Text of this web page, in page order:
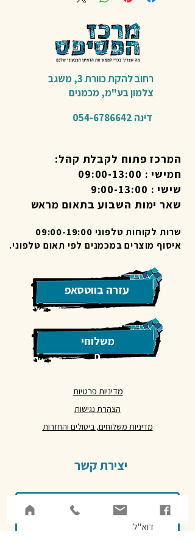
רחוב להקת כוורת 3,
משגב
צלמון בע"מ,מכמנים​
דינה 054-6786642
המרכז פתוח לקבלת קהל:
חמישי : 09:00-13:00
שישי : 9:00-13:00
שאר ימות השבוע בתאום מראש
שרות לקוחות טלפוני 09:00-19:00
איסוף מוצרים במכמנים לפי תאום טלפוני.
עזרה בווטסאפ
משלוחי
ם
מדיניות פרטיות
הצהרת נגישות
מדיניות משלוחים, ביטולים והחזרות
יצירת קשר